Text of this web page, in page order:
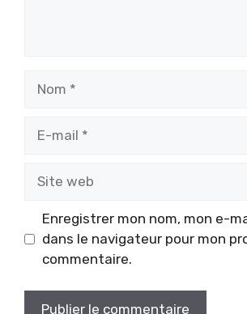
Enregistrer mon nom, mon e-
dans le navigateur pour mon
commentaire.